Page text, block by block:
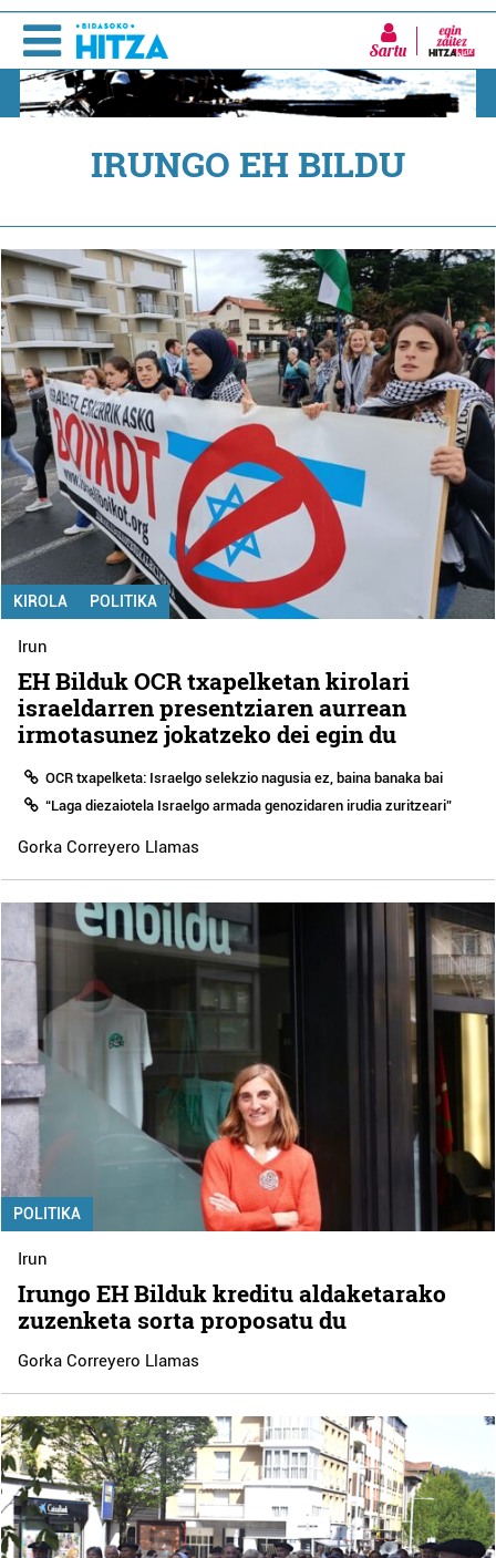
Sartu
IRUNGO EH BILDU
KIROLA POLITIKA
Irun
EH Bilduk OCR txapelketan kirolari
israeldarren presentziaren aurrean
irmotasunez jokatzeko dei egin du
OCR txapelketa: Israelgo selekzio nagusia ez, baina banaka bai
“Laga diezaiotela Israelgo armada genozidaren irudia zuritzeari”
Gorka Correyero Llamas
POLITIKA
Irun
Irungo EH Bilduk kreditu aldaketarako
zuzenketa sorta proposatu du
Gorka Correyero Llamas